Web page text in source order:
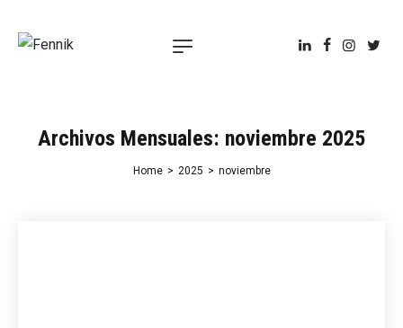
Archivos Mensuales: noviembre 2025
Home > 2025 > noviembre